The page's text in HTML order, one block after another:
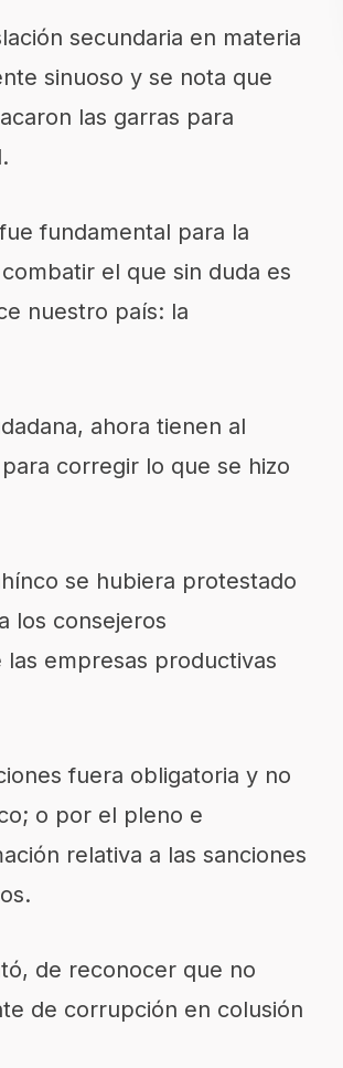
secundaria en materia
sinuoso y se nota que
las garras para
fundamental para la
el que sin duda es
nuestro país: la
ahora tienen al
corregir lo que se hizo
se hubiera protestado
los consejeros
empresas productivas
fuera obligatoria y no
o por el pleno e
relativa a las sanciones
de reconocer que no
de corrupción en colusión